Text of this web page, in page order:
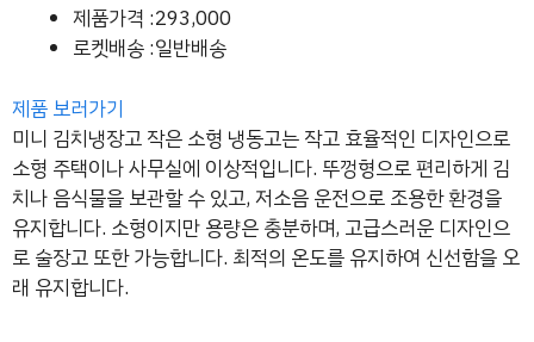
제품가격 :293,000
로켓배송 :일반배송
제품 보러가기
미니 김치냉장고 작은 소형 냉동고는 작고 효율적인 디자인으로
소형 주택이나 사무실에 이상적입니다. 뚜껑형으로 편리하게 김
치나 음식물을 보관할 수 있고, 저소음 운전으로 조용한 환경을
유지합니다. 소형이지만 용량은 충분하며, 고급스러운 디자인으
로 술장고 또한 가능합니다. 최적의 온도를 유지하여 신선함을 오
래 유지합니다.